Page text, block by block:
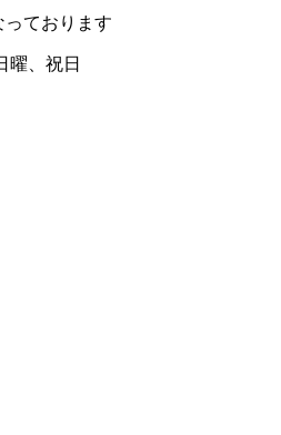
ております
曜、祝日